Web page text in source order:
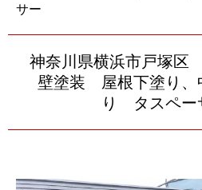
サー
神奈川県横浜市戸塚区
壁塗装 屋根下塗り、
り タスペー